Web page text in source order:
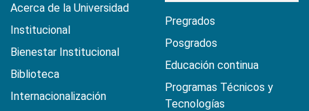
Acerca de la Universidad
Institucional
Bienestar Institucional
Biblioteca
Internacionalización
Pregrados
Posgrados
Educación continua
Programas Técnicos y
Tecnologías